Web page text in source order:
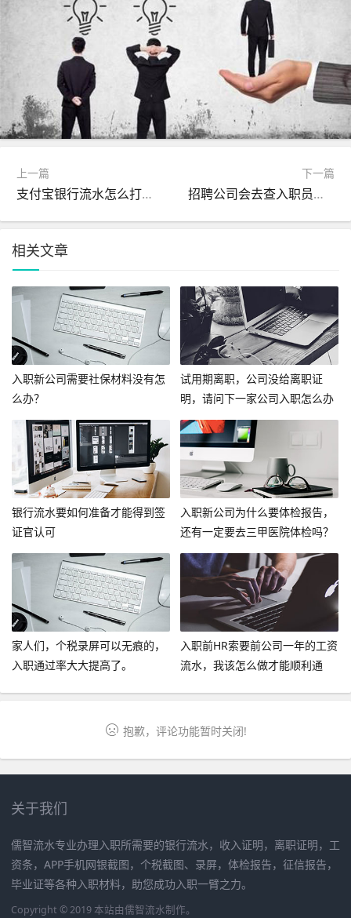
上一篇
支付宝银行流水怎么打印？
下一篇
招聘公司会去查入职员工银行流水吗？
相关文章
入职新公司需要社保材料没有怎
么办？
试用期离职，公司没给离职证
明，请问下一家公司入职怎么办
呢？
银行流水要如何准备才能得到签
证官认可
入职新公司为什么要体检报告，
还有一定要去三甲医院体检吗？
家人们，个税录屏可以无痕的，
入职通过率大大提高了。
入职前HR索要前公司一年的工资
流水，我该怎么做才能顺利通
抱歉，评论功能暂时关闭!
关于我们
儒智流水专业办理入职所需要的银行流水，收入证明，离职证明，工
资条，APP手机网银截图，个税截图、录屏，体检报告，征信报告，
毕业证等各种入职材料，助您成功入职一臂之力。
Copyright © 2019 本站由儒智流水制作。